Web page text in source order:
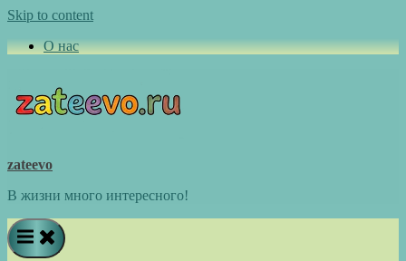
Skip to content
О нас
zateevo
В жизни много интересного!